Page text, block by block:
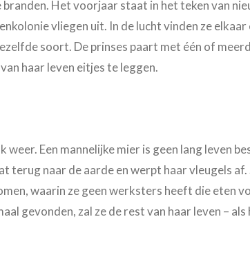
Het voorjaar staat in het teken van
vliegen uit. In de lucht vinden ze
soort. De prinses paart met één of
haar leven eitjes te leggen.
weer. Een mannelijke mier is geen lang leven
terug naar de aarde en werpt haar vleugels
waarin ze geen werksters heeft die eten
gevonden, zal ze de rest van haar leven –